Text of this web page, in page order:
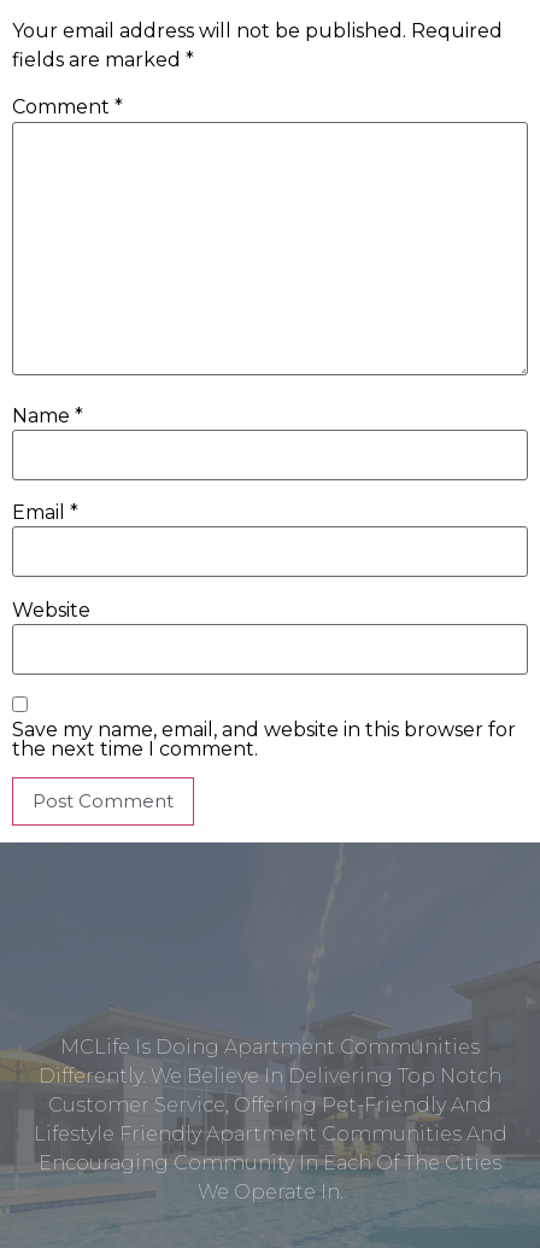
Your email address will not be published. Required
fields are marked *
Comment *
Name *
Email *
Website
Save my name, email, and website in this browser for
the next time I comment.
MCLife Is Doing Apartment Communities
Differently. We Believe In Delivering Top Notch
Customer Service, Offering Pet-Friendly And
Lifestyle Friendly Apartment Communities And
Encouraging Community In Each Of The Cities
We Operate In.